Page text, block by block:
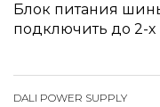
Блок питания
подключить до 2-х
DALI POWER SUPPLY